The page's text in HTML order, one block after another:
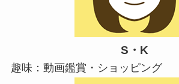
S・K
趣味：動画鑑賞・ショッピング